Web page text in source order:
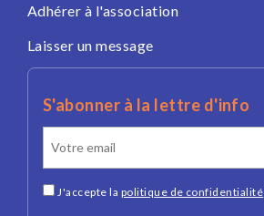
Adhérer à l'association
Laisser un message
S'abonner à la lettre d'info
J'accepte la politique de confidentialité